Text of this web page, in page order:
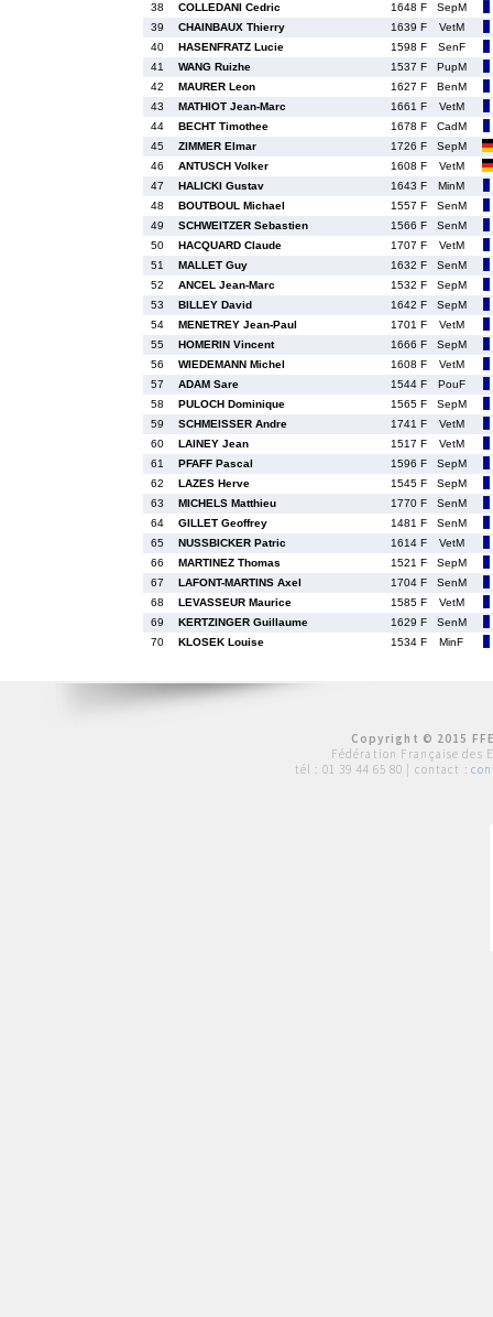
38
COLLEDANI Cedric 1648 F
SepM
39
CHAINBAUX Thierry 1639 F
VetM
40
HASENFRATZ Lucie 1598 F
SenF
41
WANG Ruizhe 1537 F
PupM
42
MAURER Leon 1627 F
BenM
43
MATHIOT Jean-Marc 1661 F
VetM
44
BECHT Timothee 1678 F
CadM
45
ZIMMER Elmar 1726 F
SepM
46
ANTUSCH Volker 1608 F
VetM
47
HALICKI Gustav 1643 F
MinM
48
BOUTBOUL Michael 1557 F
SenM
49
SCHWEITZER Sebastien 1566 F
SenM
50
HACQUARD Claude 1707 F
VetM
51
MALLET Guy 1632 F
SenM
52
ANCEL Jean-Marc 1532 F
SepM
53
BILLEY David 1642 F
SepM
54
MENETREY Jean-Paul 1701 F
VetM
55
HOMERIN Vincent 1666 F
SepM
56
WIEDEMANN Michel 1608 F
VetM
57
ADAM Sare 1544 F
PouF
58
PULOCH Dominique 1565 F
SepM
59
SCHMEISSER Andre 1741 F
VetM
60
LAINEY Jean 1517 F
VetM
61
PFAFF Pascal 1596 F
SepM
62
LAZES Herve 1545 F
SepM
63
MICHELS Matthieu 1770 F
SenM
64
GILLET Geoffrey 1481 F
SenM
65
NUSSBICKER Patric 1614 F
VetM
66
MARTINEZ Thomas 1521 F
SepM
67
LAFONT-MARTINS Axel 1704 F
SenM
68
LEVASSEUR Maurice 1585 F
VetM
69
KERTZINGER Guillaume 1629 F
SenM
70
KLOSEK Louise 1534 F MinF
Copyright © 2015
Fédération Française des
tél : 01 39 44 65 80 | contact :